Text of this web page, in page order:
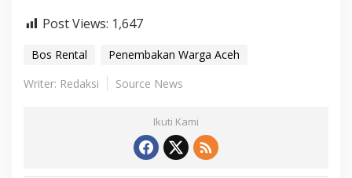
Post Views: 1,647
Bos Rental
Penembakan Warga Aceh
Writer: Redaksi
Source News
Ikuti Kami